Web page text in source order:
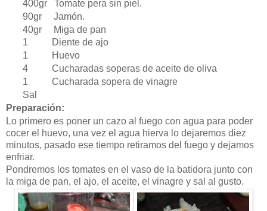
400gr Tomate pera sin piel.
90gr Jamón.
40gr Miga de pan
1
Diente de ajo
1
Huevo
4 Cucharadas soperas de aceite de oliva
1 Cucharada sopera de vinagre
Sal
Preparación:
Lo primero es poner un cazo al fuego con agua para poder
cocer el huevo, una vez el agua hierva lo dejaremos diez
minutos, pasado ese tiempo retiramos del fuego y dejamos
enfriar.
Pondremos los tomates en el vaso de la batidora junto con
la miga de pan, el ajo, el aceite, el vinagre y sal al gusto.